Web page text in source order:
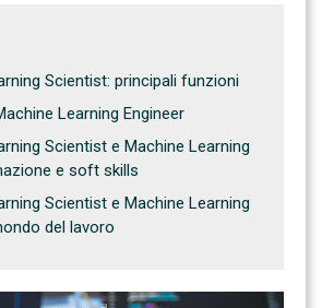
Scientist: principali funzioni
Learning Engineer
Scientist e Machine Learning
e soft skills
Scientist e Machine Learning
del lavoro